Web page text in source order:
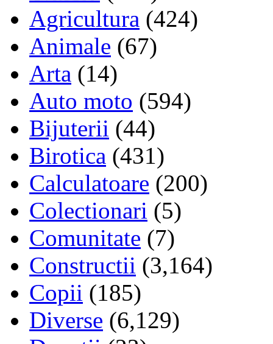
Agricultura (424)
Animale (67)
Arta (14)
Auto moto (594)
Bijuterii (44)
Birotica (431)
Calculatoare (200)
Colectionari (5)
Comunitate (7)
Constructii (3,164)
Copii (185)
Diverse (6,129)